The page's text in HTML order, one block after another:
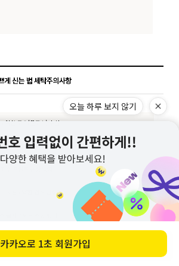
바로 구매하기
오늘 하루 보지 않기
카카오로 1초 회원가입